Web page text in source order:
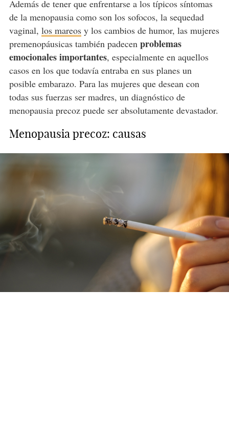
Además de tener que enfrentarse a los típicos síntomas
de la menopausia como son los sofocos, la sequedad
vaginal, los mareosy los cambios de humor, las mujeres
premenopáusicas también padecen problemas
emocionales importantes, especialmente en aquellos
casos en los que todavía entraba en sus planes un
posible embarazo. Para las mujeres que desean con
todas sus fuerzas ser madres, un diagnóstico de
menopausia precoz puede ser absolutamente devastador.
Menopausia precoz: causas